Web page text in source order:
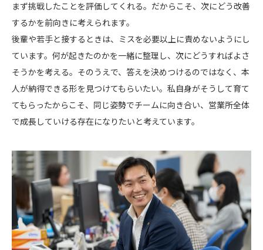
まず挑戦したことを評価してくれる。だからこそ、次にどう改善
するかを前向きに考えられます。
後輩や若手と接するときは、ミスを必要以上に責めないようにし
ています。何が起きたのかを一緒に整理し、次にどうすればよさ
そうかを考える。そのうえで、答えを決めつけるのではなく、本
人が納得できる形を見つけてもらいたい。私自身がそうして育て
てもらったからこそ、同じ姿勢でチームに向き合い、営業所全体
で成長していける存在になりたいと考えています。